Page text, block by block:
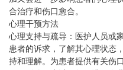
合治疗和伤口愈合。
心理干预方法
心理支持与疏导：医护人员或
患者的诉求，了解其心理状态
持和理解。为患者提供有关伤